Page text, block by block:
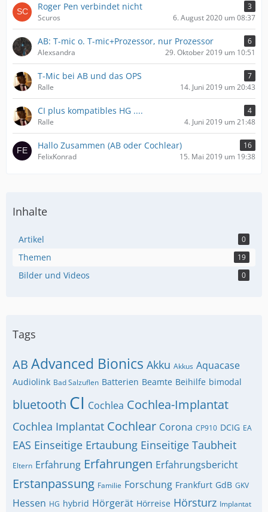
Roger Pen verbindet nicht
3
Scuros
6. August 2020 um 08:37
AB: T-mic o. T-mic+Prozessor, nur Prozessor
6
Alexsandra
29. Oktober 2019 um 10:51
T-Mic bei AB und das OPS
7
Ralle
14. Juni 2019 um 20:43
CI plus kompatibles HG ....
4
Ralle
4. Juni 2019 um 21:48
Hallo Zusammen (AB oder Cochlear)
16
FelixKonrad
15. Mai 2019 um 19:38
Inhalte
Artikel 0
Themen 19
Bilder und Videos 0
Tags
AB Advanced Bionics Akku Akkus Aquacase
Audiolink Bad Salzuflen Batterien Beamte Beihilfe bimodal
bluetooth CI Cochlea Cochlea-Implantat
Cochlea Implantat Cochlear Corona CP910 DCIG EA
EAS Einseitige Ertaubung Einseitige Taubheit
Eltern Erfahrung Erfahrungen Erfahrungsbericht
Erstanpassung Familie Forschung Frankfurt GdB GKV
Hessen HG hybrid Hörgerät Hörreise Hörsturz Implantat